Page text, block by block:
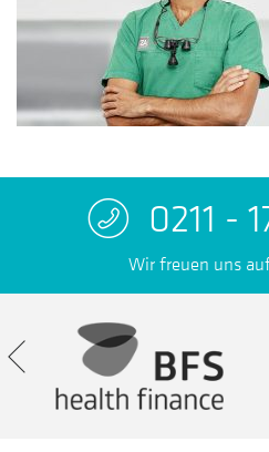
0211 -
Wir freuen uns